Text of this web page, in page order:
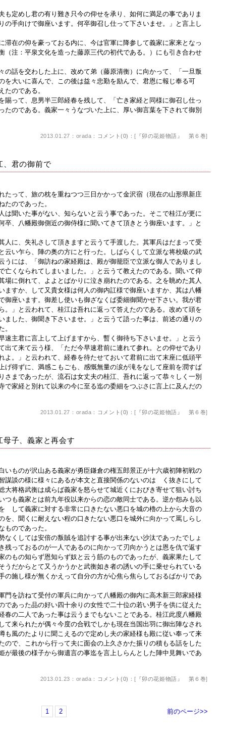
定めし君の有り難き只今の仰せを承り、如何に満足の事でありま
の手向けで御座います。何卒御召し仕って下さいませ。」と言上し
在の仰を豪っておる内に、今は官軍に降参して義家に家来となっ
（注：平泉文化を造った藤原三代の初代である。）にも引き合わせ
話を交わした上に、改めて弟（藤原清衡）に向かって、「一旦叛
を大いに喜んで、この後は益々忠勤を励んで、君恩に報じ奉る可
たのである。
って、息男半三郎経春を残して、「亡き家経と同様に御召し仕っ
たのである。義家一々うなづいた上に、厚い御言葉を下されて御別
2013.01.27：orada： コメント(0) ：[ 『卯の花姫物語』 第６巻]
君の御前で
って、旅の枕を重ねつつ三日かかって金沢宿（現在の山形県新庄
たのであった。
聞いた事がない、知らないと云う事であった。そこで桂江が更に
卒、八幡殿御側近の御侍様に聞いてきて頂きとう御座います。」と
に、失礼さして頂きますと云うて手渡した。其軍兵はだまって受
云い乍ら、陣の奥の方にと行った。しばらくして立派な将校級の武
うには、「御訪ねの家経殿は、殿が御籠臣で立派な御人でありまし
亡くなられてしまいました。」と云うて教えたのである。聞いて仰
場に倒れて、よよとばかりに泣き崩れたのである。之を眺めた其人
ますか、して又貴女様は何人の御内訌様で御座いますか、其は八幡
御座います。御差し使いも御ざなくば委細御聞かせ下さい。我が君
。」と云われて、桂江は吾れに返って答えたのである。改めて頭を
ました、御聞き下さいませ。」と云うて語った事は、前述の通りの
。
主君に言上して上げますから、暫く御待ち下さいませ。」と云う
出て来て云う様、「ただ今早速君前に連れて参れ。との仰せであり
よ。」と云われて、経春を待たせておいて君前に出て末座に低頭平
げ得ずに、満感こもごも、感慨無量の涙が滝をなして座前を潤すば
さまであったが、流石は女丈夫の桂江、吾れに返って恭々しく一別
で家経と別れて以来の今に至る迄の委細をつぶさに言上に及んだの
2013.01.27：orada： コメント(0) ：[ 『卯の花姫物語』 第６巻]
子、義家と再会す
ものが沢山ある義家が勇臣鎌倉の権五郎景正が十六歳初陣初戦の
謀談の様に様々にあるが本文と直接関係のないのは く抜きにして
大将格武衡は成らば義家を怒らせて城近くにおびき寄せて狙い討ち
つも義家とは前九年役以来からの恋の敵同士である。逆か怨みも以
して義家に対する非常に口きたない悪口を城の櫓の上から大音の
を、聞くに耐えない程の口きたない悪口を城外に向かって罵しらし
ものであった。
くしては安倍の叛賊を追討する事が出来ない沙汰であったでしょ
残っておるのが一人であるのに向かって刃向かうとは恩を仇で返す
のもの知らず恩知らず奴と云う筋のものであったが、義家果たして
うだからとて又うかうかと武衡如き者の誘いの手に乗せられている
の施し様が無くかえって自分の方が心焦ら焦らしておるばかりであ
を訪ねて受付の軍兵に向かって八幡殿の御内に高木新三郎家経様
であった品の好い四十余りの女性で二十位の若い男子を供に従えた
春の二人であった事は云うまでもないことである。桂江此度八幡殿
て来られたが偶々今度の合戦でしかも現在当国出羽に御出陣なされ
も風のたよりに聞こえるので定めし夫の家経様も殿に従い奉って来
ので、これから行って夫に面会の上久さかた振りの積もる話をした
が最後の様子から御遺言の事迄を言上しらんとした陣中見舞いであ
2013.01.23：orada： コメント(0) ：[ 『卯の花姫物語』 第６巻]
1 2 前のページ>>